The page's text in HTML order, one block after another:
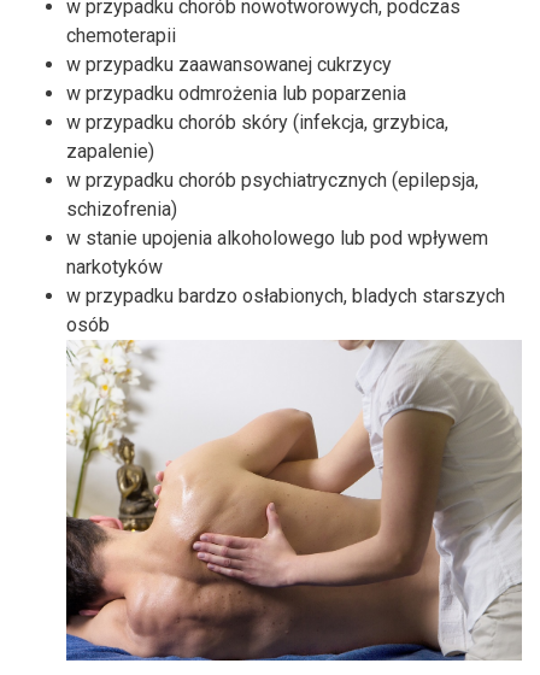
w przypadku chorób nowotworowych, podczas
chemoterapii
w przypadku zaawansowanej cukrzycy
w przypadku odmrożenia lub poparzenia
w przypadku chorób skóry (infekcja, grzybica,
zapalenie)
w przypadku chorób psychiatrycznych (epilepsja,
schizofrenia)
w stanie upojenia alkoholowego lub pod wpływem
narkotyków
w przypadku bardzo osłabionych, bladych starszych
osób